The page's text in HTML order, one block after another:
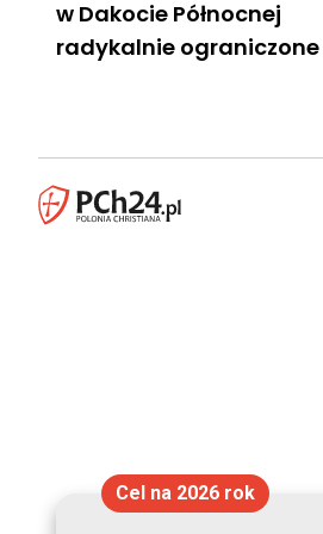
w Dakocie Północnej
radykalnie ograniczone
Cel na 2026 rok